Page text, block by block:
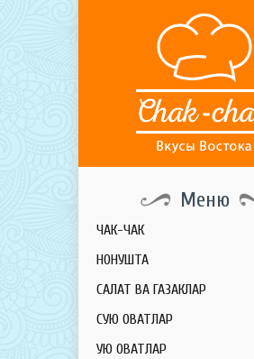
Меню
ЧАК-ЧАК
НОНУШТА
САЛАТ ВА ГАЗАКЛАР
СУЮҚ ОВҚАТЛАР
ҚУЮҚ ОВҚАТЛАР